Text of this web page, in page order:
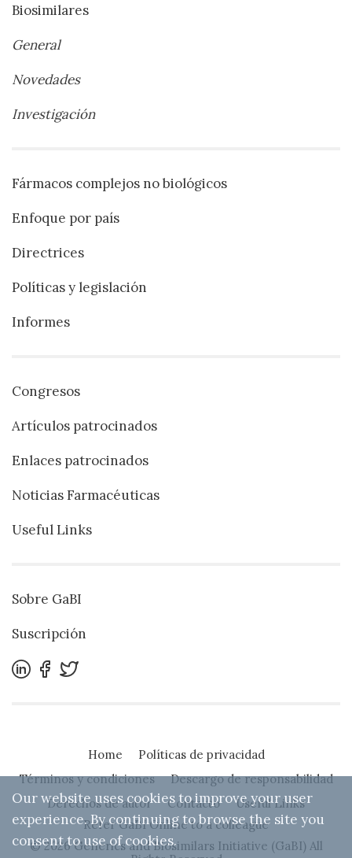
Biosimilares
General
Novedades
Investigación
Fármacos complejos no biológicos
Enfoque por país
Directrices
Políticas y legislación
Informes
Congresos
Artículos patrocinados
Enlaces patrocinados
Noticias Farmacéuticas
Useful Links
Sobre GaBI
Suscripción
Home
Políticas de privacidad
Términos y condiciones
Descargo de responsabilidad
Derechos de autor
Contacto
Useful Links
Refer GaBI Online to a colleague
© 2026 Generics and Biosimilars Initiative (GaBI) All
Our website uses cookies to improve your user
experience. By continuing to browse the site you
consent to use of cookies.